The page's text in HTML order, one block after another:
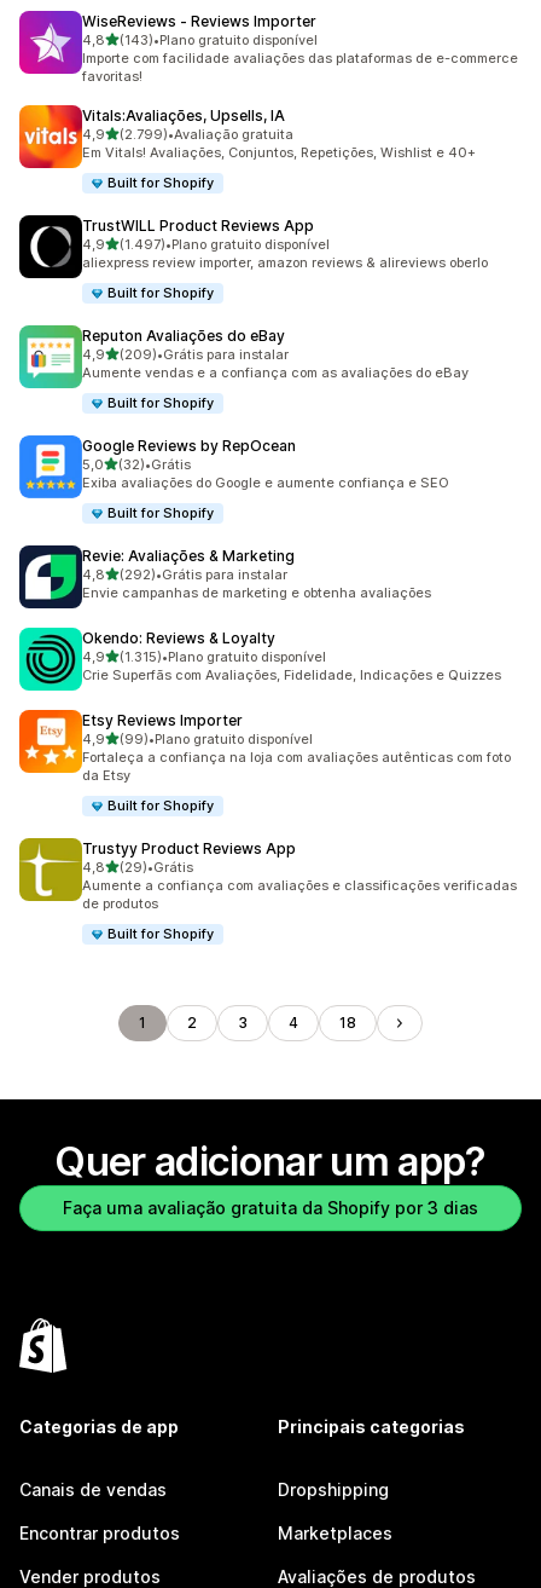
WiseReviews ‑ Reviews Importer
4,8de 5 estrelas
(143)
143 avaliações ao todo
•Plano gratuito disponível
Importe com facilidade avaliações das plataformas de e-commerce
favoritas!
Vitals:Avaliações, Upsells, IA
4,9de 5 estrelas
(2.799)
2799 avaliações ao todo
•Avaliação gratuita
Em Vitals! Avaliações, Conjuntos, Repetições, Wishlist e 40+
Built for Shopify
TrustWILL Product Reviews App
4,9de 5 estrelas
(1.497)
1497 avaliações ao todo
•Plano gratuito disponível
aliexpress review importer, amazon reviews & alireviews oberlo
Built for Shopify
Reputon Avaliações do eBay
4,9de 5 estrelas
(209)
209 avaliações ao todo
•Grátis para instalar
Aumente vendas e a confiança com as avaliações do eBay
Built for Shopify
Google Reviews by RepOcean
5,0de 5 estrelas
(32)
32 avaliações ao todo
•Grátis
Exiba avaliações do Google e aumente confiança e SEO
Built for Shopify
Revie: Avaliações & Marketing
4,8de 5 estrelas
(292)
292 avaliações ao todo
•Grátis para instalar
Envie campanhas de marketing e obtenha avaliações
Okendo: Reviews & Loyalty
4,9de 5 estrelas
(1.315)
1315 avaliações ao todo
•Plano gratuito disponível
Crie Superfãs com Avaliações, Fidelidade, Indicações e Quizzes
Etsy Reviews Importer
4,9de 5 estrelas
(99)
99 avaliações ao todo
•Plano gratuito disponível
Fortaleça a confiança na loja com avaliações autênticas com foto
da Etsy
Built for Shopify
Trustyy Product Reviews App
4,8de 5 estrelas
(29)
29 avaliações ao todo
•Grátis
Aumente a confiança com avaliações e classificações verificadas
de produtos
Built for Shopify
1 2 3 4 18
Quer adicionar um app?
Faça uma avaliação gratuita da Shopify por 3 dias
Categorias de app
Canais de vendas
Encontrar produtos
Vender produtos
Principais categorias
Dropshipping
Marketplaces
Avaliações de produtos